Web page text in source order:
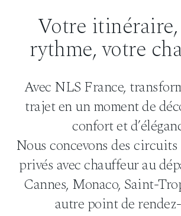
Votre
rythme, votre
Avec NLS France,
trajet en un moment de
confort et
Nous concevons des
privés avec chauffeur au
Cannes, Monaco, Saint-
autre point de